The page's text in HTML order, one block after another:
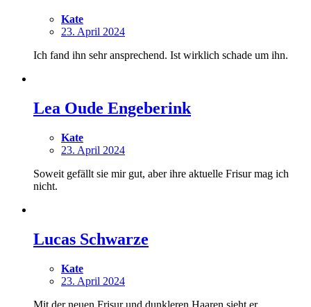
Kate
23. April 2024
Ich fand ihn sehr ansprechend. Ist wirklich schade um ihn.
Lea Oude Engeberink
Kate
23. April 2024
Soweit gefällt sie mir gut, aber ihre aktuelle Frisur mag ich
nicht.
Lucas Schwarze
Kate
23. April 2024
Mit der neuen Frisur und dunkleren Haaren sieht er